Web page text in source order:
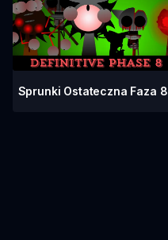
Sprunki Ostateczna Faza 8